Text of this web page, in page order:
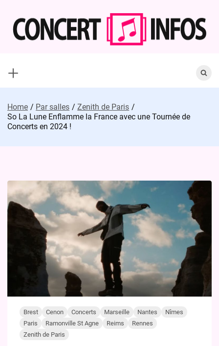
content
for:
Home Par salles
Zenith de Paris
So La Lune Enflamme la France avec une Tournée de
Concerts en 2024 !
Brest Cenon Concerts Marseille Nantes
Nîmes
Paris
Ramonville St Agne Reims
Rennes
Zenith de Paris